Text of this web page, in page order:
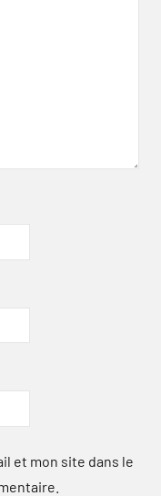
et mon site dans le